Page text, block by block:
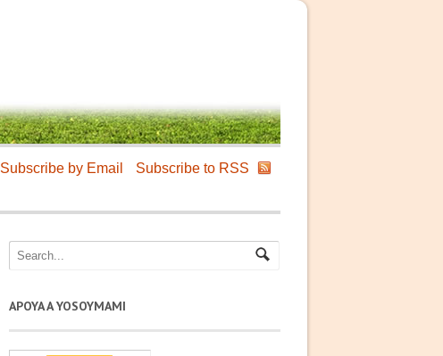
Subscribe by Email
Subscribe to RSS
APOYA A YOSOYMAMI